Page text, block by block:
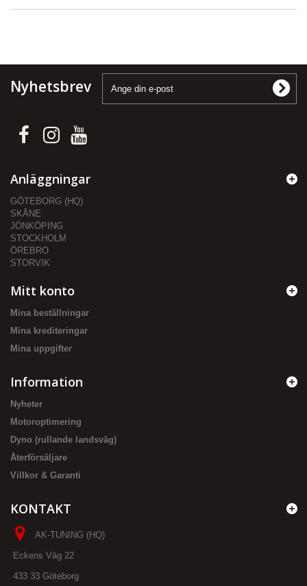
Nyhetsbrev
Anläggningar
GÖTEBORG (HQ)
SKÅNE
JÖNKÖPING
STOCKHOLM
ÖREBRO
STORVIK
Mitt konto
Mina beställningar
Mina krediteringar
Mina uppgifter
Information
Nyheter
Motoroptimering
Dyno (rullande landsväg)
Återförsäljare
Villkor & Garanti
KONTAKT
AK-TUNING (HQ)
Eckens Väg 22
433 33 Göteborg